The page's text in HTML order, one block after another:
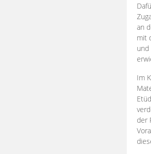
an
mit
und
Im
der